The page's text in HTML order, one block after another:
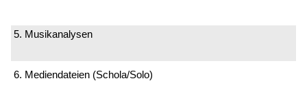
5. Musikanalysen
6. Mediendateien (Schola/Solo)